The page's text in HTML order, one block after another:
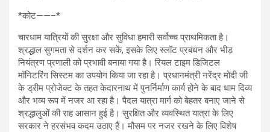
*कोट——–*
चारधाम यात्रियों की सुरक्षा और सुविधा हमारी सर्वोच्च प्राथमिकता है।
श्रद्धाल सुगमता से दर्शन कर सकें, इसके लिए स्लॉट प्रबंधन और भीड़
नियंत्रण प्रणाली को प्रभावी बनाया गया है। रियल टाइम डिजिटल
मॉनिटरिंग सिस्टम का उपयोग किया जा रहा है। प्रधानमंत्री नरेंद्र मोदी जी
के ड्रीम प्रोजेक्ट के तहत केदारनाथ में पुनर्निर्माण कार्य होने के बाद धाम दिव्य
और भव्य रूप में नजर आ रहा है। पैदल यात्रा मार्ग को बेहतर बनाए जाने से
श्रद्धालुओं की राह आसान हुई है। सुरक्षित और व्यवस्थित यात्रा के लिए
सरकार ने हरसंभव कदम उठाए हैं। मौसम पर नजर रखने के लिए विशेष